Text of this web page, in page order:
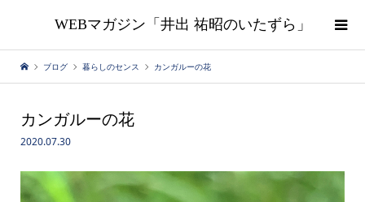
WEBマガジン「井出 祐昭のいたずら」
ブログ 暮らしのセンス カンガルーの花
カンガルーの花
2020.07.30